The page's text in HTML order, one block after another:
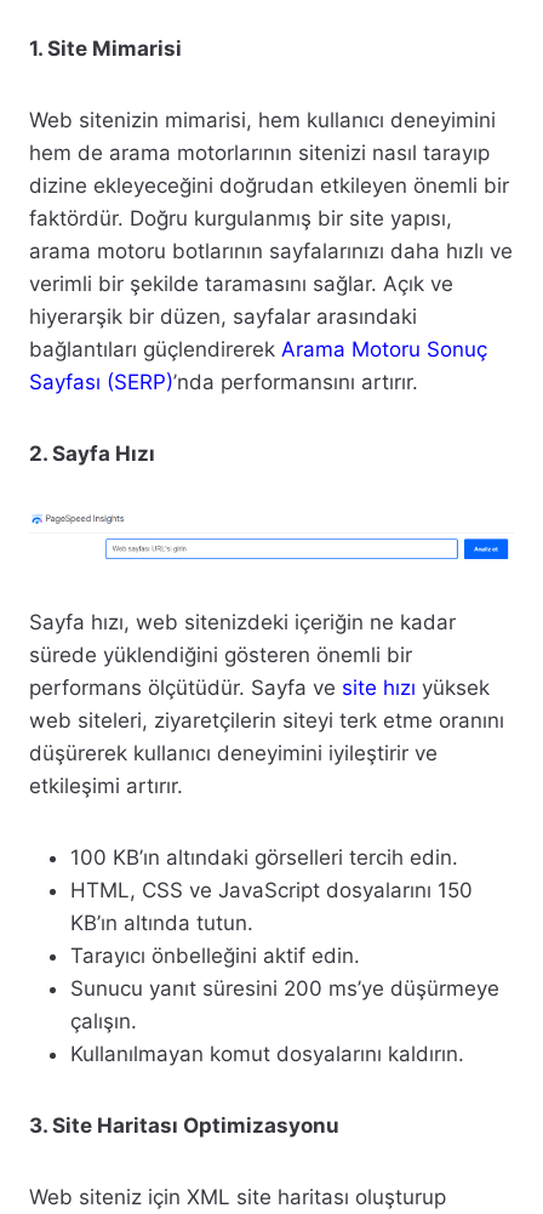
1. Site Mimarisi
Web sitenizin mimarisi, hem kullanıcı deneyimini
hem de arama motorlarının sitenizi nasıl tarayıp
dizine ekleyeceğini doğrudan etkileyen önemli bir
faktördür. Doğru kurgulanmış bir site yapısı,
arama motoru botlarının sayfalarınızı daha hızlı ve
verimli bir şekilde taramasını sağlar. Açık ve
hiyerarşik bir düzen, sayfalar arasındaki
bağlantıları güçlendirerek Arama Motoru Sonuç
Sayfası (SERP)’nda performansını artırır.
2. Sayfa Hızı
Sayfa hızı, web sitenizdeki içeriğin ne kadar
sürede yüklendiğini gösteren önemli bir
performans ölçütüdür. Sayfa ve site hızı yüksek
web siteleri, ziyaretçilerin siteyi terk etme oranını
düşürerek kullanıcı deneyimini iyileştirir ve
etkileşimi artırır.
100 KB’ın altındaki görselleri tercih edin.
HTML, CSS ve JavaScript dosyalarını 150
KB’ın altında tutun.
Tarayıcı önbelleğini aktif edin.
Sunucu yanıt süresini 200 ms’ye düşürmeye
çalışın.
Kullanılmayan komut dosyalarını kaldırın.
3. Site Haritası Optimizasyonu
Web siteniz için XML site haritası oluşturup